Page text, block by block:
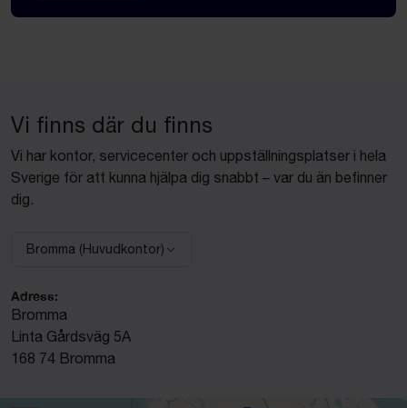
Vi finns där du finns
Vi har kontor, servicecenter och uppställningsplatser i hela
Sverige för att kunna hjälpa dig snabbt – var du än befinner
dig.
Välj anläggning:
Bromma (Huvudkontor)
Adress:
Bromma
Linta Gårdsväg 5A
168 74 Bromma